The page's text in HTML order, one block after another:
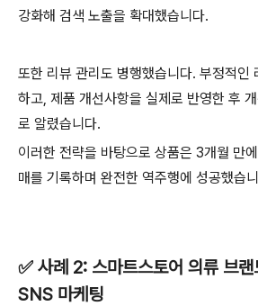
강화해 검색 노출을 확대했습니다.
또한 리뷰 관리도 병행했습니다. 부정적인
하고, 제품 개선사항을 실제로 반영한 후
로 알렸습니다.
이러한 전략을 바탕으로 상품은 3개월 만
매를 기록하며 완전한 역주행에 성공했습
✅ 사례 2: 스마트스토어 의류 브
SNS 마케팅